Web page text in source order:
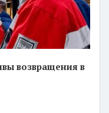
возвращения в